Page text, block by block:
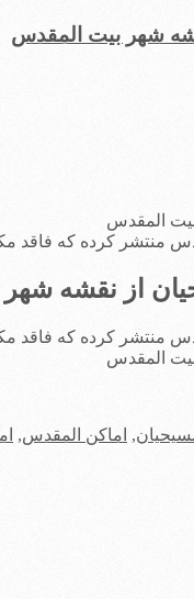
شهر بیت المقدس
المقدس
منتشر کرده که
از نقشه
منتشر کرده که
المقدس
, اماکن المقدس,